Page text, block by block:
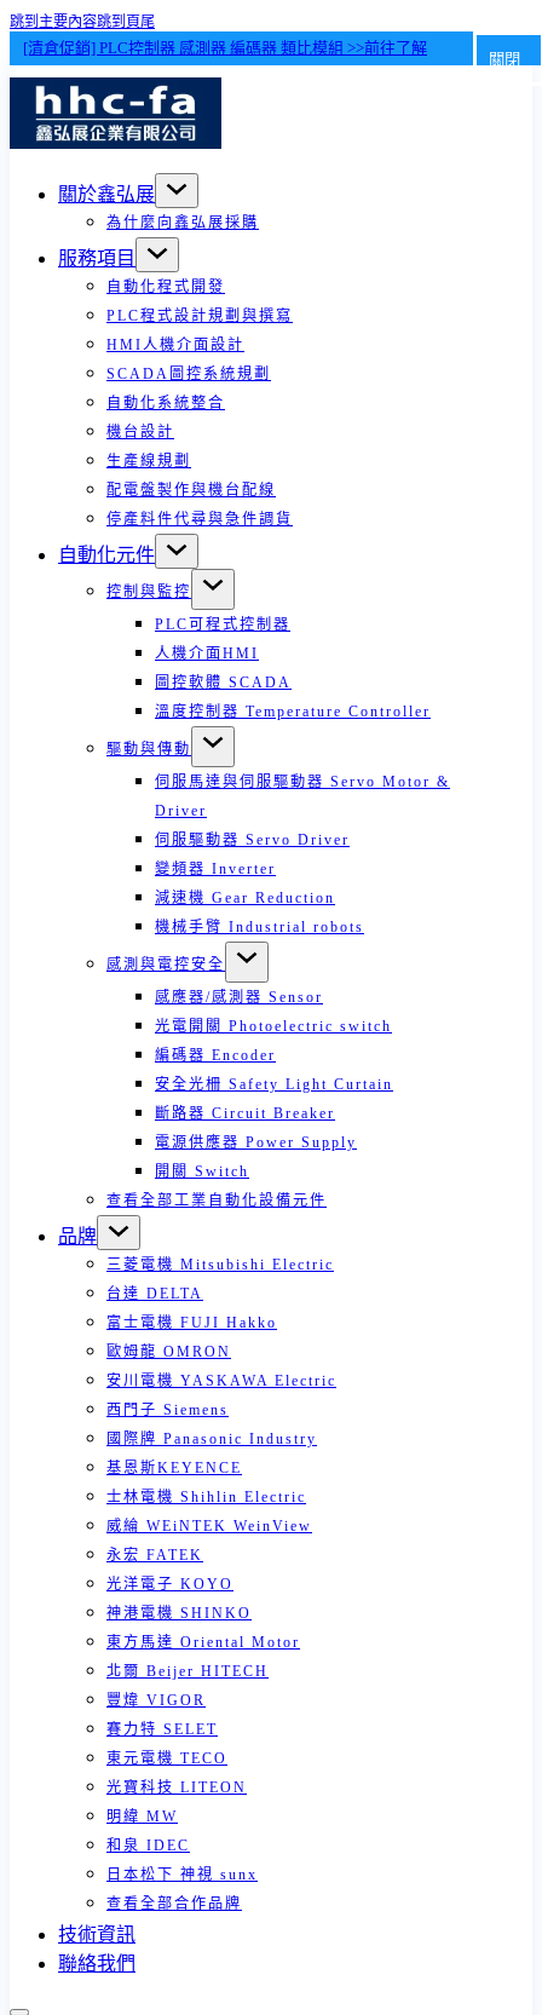
跳到主要內容跳到頁尾
[清倉促銷] PLC控制器 感測器 編碼器 類比模組 >>前往了解
關閉
關於鑫弘展
為什麼向鑫弘展採購
服務項目
自動化程式開發
PLC程式設計規劃與撰寫
HMI人機介面設計
SCADA圖控系統規劃
自動化系統整合
機台設計
生產線規劃
配電盤製作與機台配線
停產料件代尋與急件調貨
自動化元件
控制與監控
PLC可程式控制器
人機介面HMI
圖控軟體 SCADA
溫度控制器 Temperature Controller
驅動與傳動
伺服馬達與伺服驅動器 Servo Motor &
Driver
伺服驅動器 Servo Driver
變頻器 Inverter
減速機 Gear Reduction
機械手臂 Industrial robots
感測與電控安全
感應器/感測器 Sensor
光電開關 Photoelectric switch
編碼器 Encoder
安全光柵 Safety Light Curtain
斷路器 Circuit Breaker
電源供應器 Power Supply
開關 Switch
查看全部工業自動化設備元件
品牌
三菱電機 Mitsubishi Electric
台達 DELTA
富士電機 FUJI Hakko
歐姆龍 OMRON
安川電機 YASKAWA Electric
西門子 Siemens
國際牌 Panasonic Industry
基恩斯KEYENCE
士林電機 Shihlin Electric
威綸 WEiNTEK WeinView
永宏 FATEK
光洋電子 KOYO
神港電機 SHINKO
東方馬達 Oriental Motor
北爾 Beijer HITECH
豐煒 VIGOR
賽力特 SELET
東元電機 TECO
光寶科技 LITEON
明緯 MW
和泉 IDEC
日本松下 神視 sunx
查看全部合作品牌
技術資訊
聯絡我們